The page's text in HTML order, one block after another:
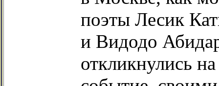
поэты Лесик
и Видодо
откликнулись